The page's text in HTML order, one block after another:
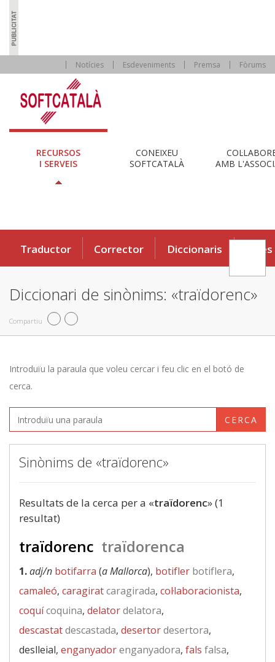
Notícies Esdeveniments Premsa Fòrums
RECURSOS
I SERVEIS
CONEIXEU
SOFTCATALÀ
AMB
Traductor Corrector Diccionaris Eines
Diccionari de sinònims: «traïdorenc»
Compartiu
Introduïu la paraula que voleu cercar i feu clic en el botó de
cerca.
CERCA
Sinònims de «traïdorenc»
Resultats de la cerca per a «traïdorenc» (1
resultat)
traïdorenc traïdorenca
1.adj/n botifarra (a Mallorca), botifler botiflera,
camaleó, caragiratcaragirada, col·laboracionista,
coquícoquina, delatordelatora,
descastatdescastada, desertordesertora,
deslleial, enganyadorenganyadora, fals falsa,